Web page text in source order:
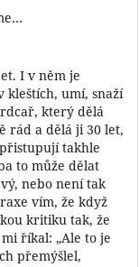
I v něm je
kleštích, umí, snaží
který dělá
rád a dělá ji 30 let,
takhle
to může dělat
nebo není tak
vím, že když
kritiku tak, že
říkal: „Ale to je
přemýšlel,